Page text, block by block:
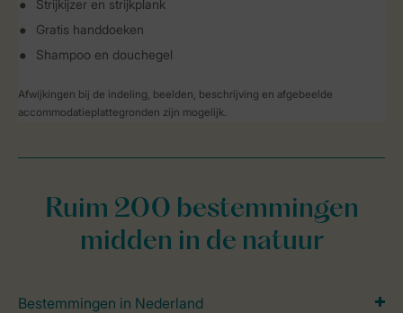
Strijkijzer en strijkplank
Gratis handdoeken
Shampoo en douchegel
Afwijkingen bij de indeling, beelden, beschrijving en afgebeelde
accommodatieplattegronden zijn mogelijk.
Ruim 200 bestemmingen
midden in de natuur
Bestemmingen in Nederland